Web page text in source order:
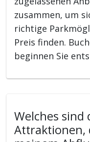
zusammen, um
richtige
Preis finden.
beginnen Sie
Welches sind
Attraktionen,